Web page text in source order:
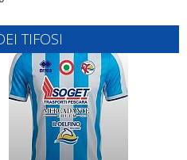
TIFOSI